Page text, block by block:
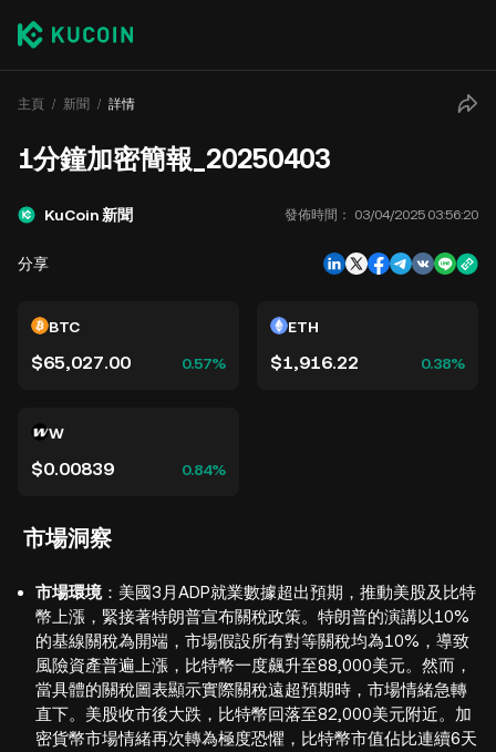
主頁 新聞 詳情
1分鐘加密簡報_20250403
KuCoin 新聞 發佈時間： 03/04/2025 03:56:20
分享
BTC
$65,027.00 0.57%
ETH
$1,916.22 0.38%
W
$0.00839 0.84%
市場洞察
市場環境：美國3月ADP就業數據超出預期，推動美股及比特
幣上漲，緊接著特朗普宣布關稅政策。特朗普的演講以10%
的基線關稅為開端，市場假設所有對等關稅均為10%，導致
風險資產普遍上漲，比特幣一度飆升至88,000美元。然而，
當具體的關稅圖表顯示實際關稅遠超預期時，市場情緒急轉
直下。美股收市後大跌，比特幣回落至82,000美元附近。加
密貨幣市場情緒再次轉為極度恐懼，比特幣市值佔比連續6天